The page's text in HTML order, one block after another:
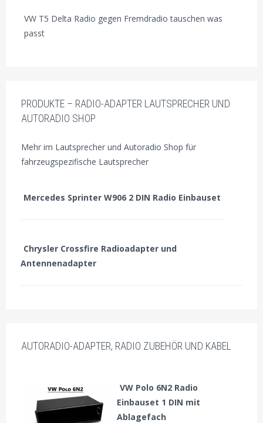
VW T5 Delta Radio gegen Fremdradio tauschen was
passt
PRODUKTE – RADIO-ADAPTER LAUTSPRECHER UND
AUTORADIO SHOP
Mehr im Lautsprecher und Autoradio Shop für
fahrzeugspezifische Lautsprecher
Mercedes Sprinter W906 2 DIN Radio Einbauset
Chrysler Crossfire Radioadapter und
Antennenadapter
AUTORADIO-ADAPTER, RADIO ZUBEHÖR UND KABEL
VW Polo 6N2 Radio
Einbauset 1 DIN mit
Ablagefach